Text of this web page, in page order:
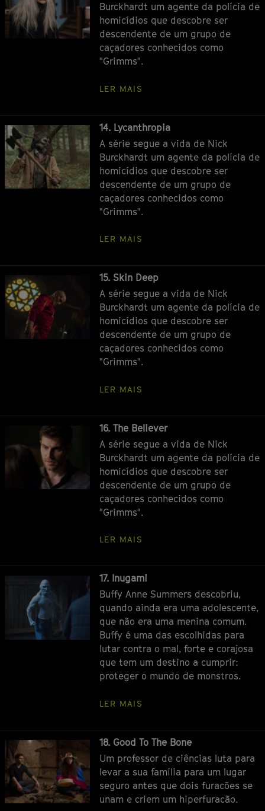
Burckhardt um agente da polícia de
homicídios que descobre ser
descendente de um grupo de
caçadores conhecidos como
"Grimms".
LER MAIS
Episódio
14. Lycanthropia
A série segue a vida de Nick
Burckhardt um agente da polícia de
homicídios que descobre ser
descendente de um grupo de
caçadores conhecidos como
"Grimms".
LER MAIS
Episódio
15. Skin Deep
A série segue a vida de Nick
Burckhardt um agente da polícia de
homicídios que descobre ser
descendente de um grupo de
caçadores conhecidos como
"Grimms".
LER MAIS
Episódio
16. The Believer
A série segue a vida de Nick
Burckhardt um agente da polícia de
homicídios que descobre ser
descendente de um grupo de
caçadores conhecidos como
"Grimms".
LER MAIS
Episódio
17. Inugami
Buffy Anne Summers descobriu,
quando ainda era uma adolescente,
que não era uma menina comum.
Buffy é uma das escolhidas para
lutar contra o mal, forte e corajosa
que tem um destino a cumprir:
proteger o mundo de monstros.
LER MAIS
Episódio
18. Good To The Bone
Um professor de ciências luta para
levar a sua família para um lugar
seguro antes que dois furacões se
unam e criem um hiperfuracão.